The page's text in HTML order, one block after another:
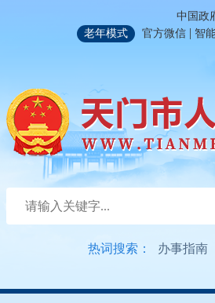
中国政
老年模式
官方微信 | 智
热词搜索： 办事指南